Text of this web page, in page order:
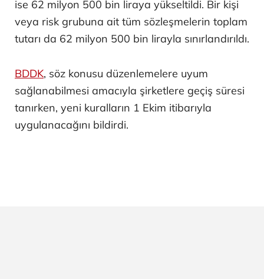
ise 62 milyon 500 bin liraya yükseltildi. Bir kişi
veya risk grubuna ait tüm sözleşmelerin toplam
tutarı da 62 milyon 500 bin lirayla sınırlandırıldı.
BDDK, söz konusu düzenlemelere uyum
sağlanabilmesi amacıyla şirketlere geçiş süresi
tanırken, yeni kuralların 1 Ekim itibarıyla
uygulanacağını bildirdi.